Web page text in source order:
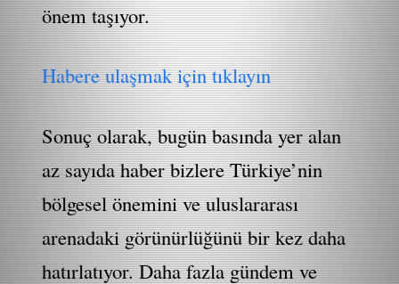
önem taşıyor.
Habere ulaşmak için tıklayın
Sonuç olarak, bugün basında yer alan
az sayıda haber bizlere Türkiye’nin
bölgesel önemini ve uluslararası
arenadaki görünürlüğünü bir kez daha
hatırlatıyor. Daha fazla gündem ve